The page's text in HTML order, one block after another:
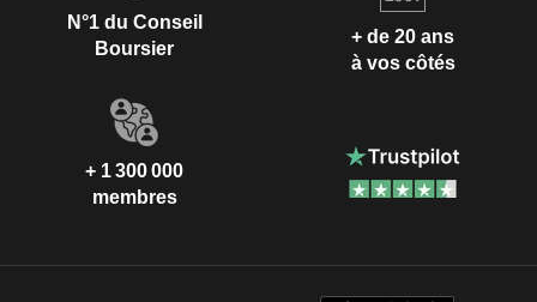
N°1 du Conseil
Boursier
+ de 20 ans
à vos côtés
+ 1 300 000
membres